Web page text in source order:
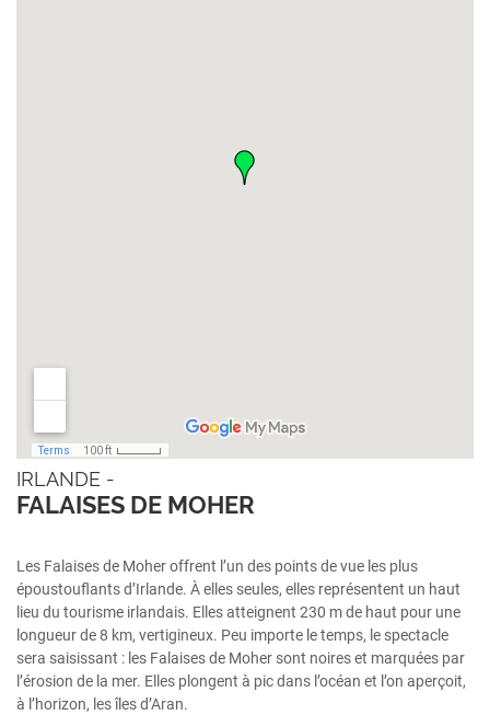
IRLANDE -
FALAISES DE MOHER
Les Falaises de Moher offrent l’un des points de vue les plus
époustouflants d’Irlande. À elles seules, elles représentent un haut
lieu du tourisme irlandais. Elles atteignent 230 m de haut pour une
longueur de 8 km, vertigineux. Peu importe le temps, le spectacle
sera saisissant : les Falaises de Moher sont noires et marquées par
l’érosion de la mer. Elles plongent à pic dans l’océan et l’on aperçoit,
à l’horizon, les îles d’Aran.